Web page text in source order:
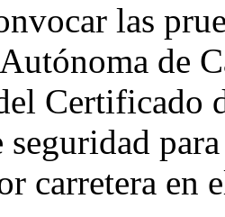
las
de
Certificado
seguridad
carretera en